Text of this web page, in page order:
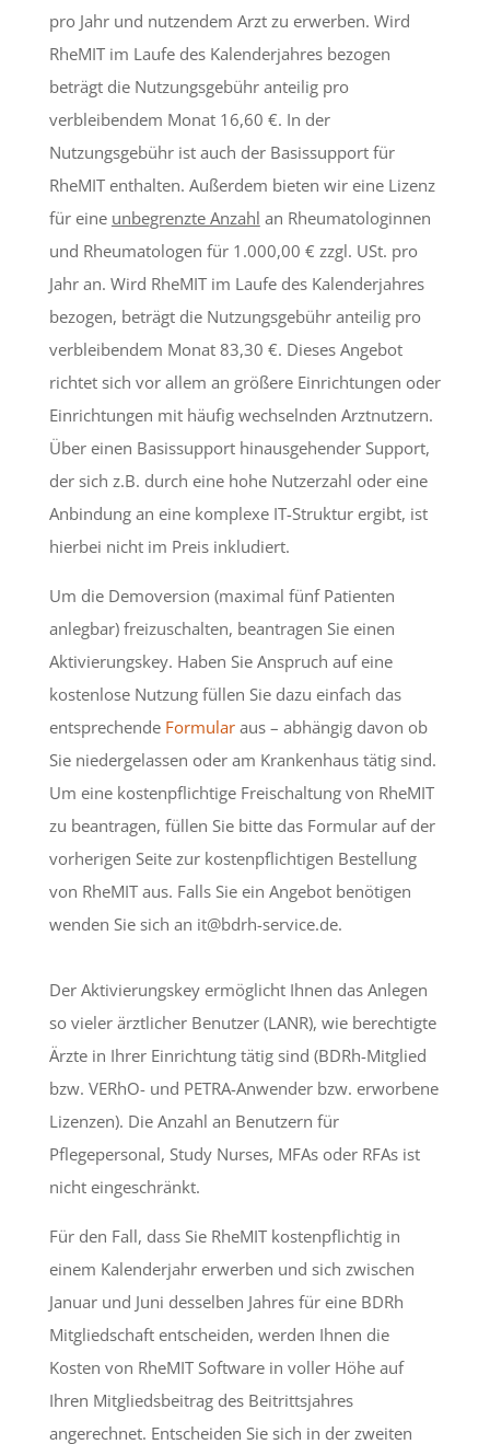
pro Jahr und nutzendem Arzt zu erwerben. Wird
RheMIT im Laufe des Kalenderjahres bezogen
beträgt die Nutzungsgebühr anteilig pro
verbleibendem Monat 16,60 €. In der
Nutzungsgebühr ist auch der Basissupport für
RheMIT enthalten. Außerdem bieten wir eine Lizenz
für eine unbegrenzte Anzahl an Rheumatologinnen
und Rheumatologen für 1.000,00 € zzgl. USt. pro
Jahr an. Wird RheMIT im Laufe des Kalenderjahres
bezogen, beträgt die Nutzungsgebühr anteilig pro
verbleibendem Monat 83,30 €. Dieses Angebot
richtet sich vor allem an größere Einrichtungen oder
Einrichtungen mit häufig wechselnden Arztnutzern.
Über einen Basissupport hinausgehender Support,
der sich z.B. durch eine hohe Nutzerzahl oder eine
Anbindung an eine komplexe IT-Struktur ergibt, ist
hierbei nicht im Preis inkludiert.
Um die Demoversion (maximal fünf Patienten
anlegbar) freizuschalten, beantragen Sie einen
Aktivierungskey. Haben Sie Anspruch auf eine
kostenlose Nutzung füllen Sie dazu einfach das
entsprechende Formularaus – abhängig davon ob
Sie niedergelassen oder am Krankenhaus tätig sind.
Um eine kostenpflichtige Freischaltung von RheMIT
zu beantragen, füllen Sie bitte das Formular auf der
vorherigen Seite zur kostenpflichtigen Bestellung
von RheMIT aus. Falls Sie ein Angebot benötigen
wenden Sie sich an it@bdrh-service.de.
Der Aktivierungskey ermöglicht Ihnen das Anlegen
so vieler ärztlicher Benutzer (LANR), wie berechtigte
Ärzte in Ihrer Einrichtung tätig sind (BDRh-Mitglied
bzw. VERhO- und PETRA-Anwender bzw. erworbene
Lizenzen). Die Anzahl an Benutzern für
Pflegepersonal, Study Nurses, MFAs oder RFAs ist
nicht eingeschränkt.
Für den Fall, dass Sie RheMIT kostenpflichtig in
einem Kalenderjahr erwerben und sich zwischen
Januar und Juni desselben Jahres für eine BDRh
Mitgliedschaft entscheiden, werden Ihnen die
Kosten von RheMIT Software in voller Höhe auf
Ihren Mitgliedsbeitrag des Beitrittsjahres
angerechnet. Entscheiden Sie sich in der zweiten